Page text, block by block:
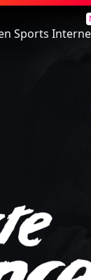
Sports